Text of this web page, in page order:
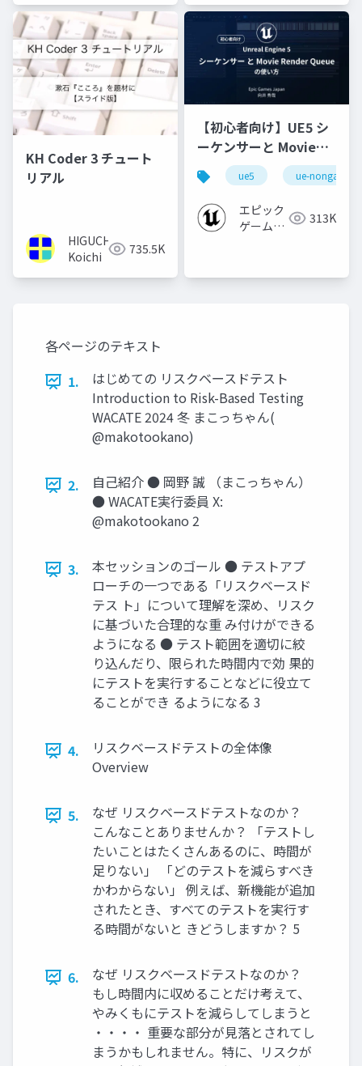
KH Coder 3 チュート
リアル
HIGUCHI
Koichi
735.5K
【初心者向け】UE5 シ
ーケンサーと Movie
Render Queue の使い
方【Cinematic Dive
2023】
ue5 ue-nongame
エピック
ゲームズ
313K
各ページのテキスト
1.
はじめての リスクベースドテスト
Introduction to Risk-Based Testing
WACATE 2024 冬 まこっちゃん(
@makotookano)
2.
自己紹介 ● 岡野 誠 （まこっちゃん）
● WACATE実行委員 X:
@makotookano 2
3.
本セッションのゴール ● テストアプ
ローチの一つである「リスクベースド
テス ト」について理解を深め、リスク
に基づいた合理的な重 み付けができる
ようになる ● テスト範囲を適切に絞
り込んだり、限られた時間内で効 果的
にテストを実行することなどに役立て
ることができ るようになる 3
4.
リスクベースドテストの全体像
Overview
5.
なぜ リスクベースドテストなのか？
こんなことありませんか？ 「テストし
たいことはたくさんあるのに、時間が
足りない」 「どのテストを減らすべき
かわからない」 例えば、新機能が追加
されたとき、すべてのテストを実行す
る時間がないと きどうしますか？ 5
6.
なぜ リスクベースドテストなのか？
もし時間内に収めることだけ考えて、
やみくもにテストを減らしてしまうと
・・・・ 重要な部分が見落とされてし
まうかもしれません。特に、リスクが